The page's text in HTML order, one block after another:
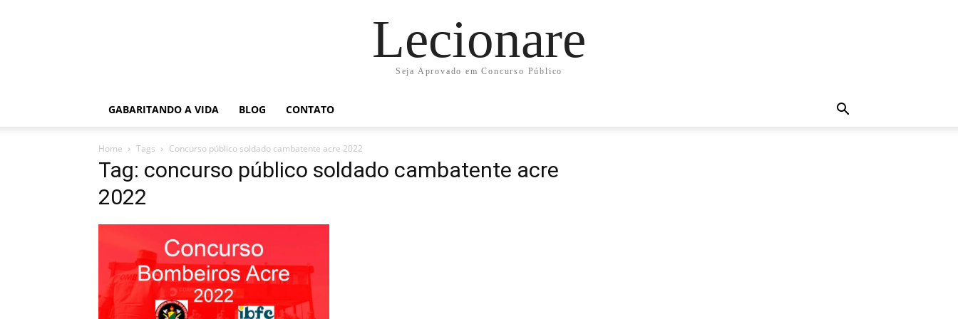
Lecionare
Seja Aprovado em Concurso Público
GABARITANDO A VIDA BLOG CONTATO
Home Tags Concurso público soldado cambatente acre 2022
Tag: concurso público soldado cambatente acre
2022